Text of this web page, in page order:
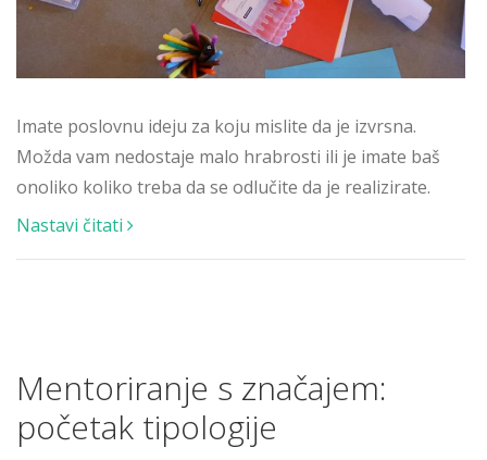
Imate poslovnu ideju za koju mislite da je izvrsna.
Možda vam nedostaje malo hrabrosti ili je imate baš
onoliko koliko treba da se odlučite da je realizirate.
Nastavi čitati
Mentoriranje s značajem:
početak tipologije